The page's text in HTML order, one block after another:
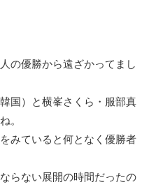
の優勝から遠ざかってまし
国）と横峯さくら・服部真
。
みていると何となく優勝者
らない展開の時間だったの